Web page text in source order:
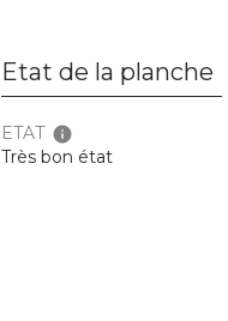
Etat de la planche
ETAT info
Très bon état